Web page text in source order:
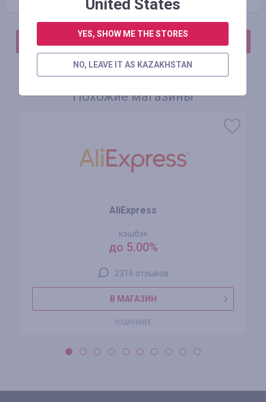
АВТОРИЗИРУЙТЕСЬ, ЧТОБЫ ОСТАВИТЬ ОТЗЫВ
Похожие магазины
AliExpress
кэшбэк
до 5.00%
2316 отзывов
В МАГАЗИН
ПОДРОБНЕЕ
United States
YES, SHOW ME THE STORES
NO, LEAVE IT AS KAZAKHSTAN